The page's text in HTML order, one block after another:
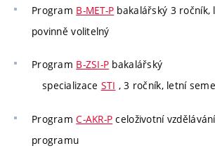
Program B-MET-P bakalářský 3 ročník,
povinně volitelný
Program B-ZSI-P bakalářský
specializace STI , 3 ročník, letní
ProgramC-AKR-P celoživotní
programu